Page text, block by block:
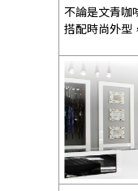
不論是文青咖
搭配時尚外型